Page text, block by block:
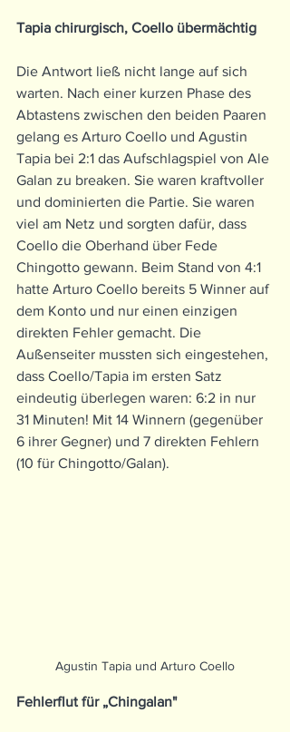
Tapia chirurgisch, Coello übermächtig
Die Antwort ließ nicht lange auf sich
warten. Nach einer kurzen Phase des
Abtastens zwischen den beiden Paaren
gelang es Arturo Coello und Agustin
Tapia bei 2:1 das Aufschlagspiel von Ale
Galan zu breaken. Sie waren kraftvoller
und dominierten die Partie. Sie waren
viel am Netz und sorgten dafür, dass
Coello die Oberhand über Fede
Chingotto gewann. Beim Stand von 4:1
hatte Arturo Coello bereits 5 Winner auf
dem Konto und nur einen einzigen
direkten Fehler gemacht. Die
Außenseiter mussten sich eingestehen,
dass Coello/Tapia im ersten Satz
eindeutig überlegen waren: 6:2 in nur
31 Minuten! Mit 14 Winnern (gegenüber
6 ihrer Gegner) und 7 direkten Fehlern
(10 für Chingotto/Galan).
Agustin Tapia und Arturo Coello
Fehlerflut für „Chingalan"